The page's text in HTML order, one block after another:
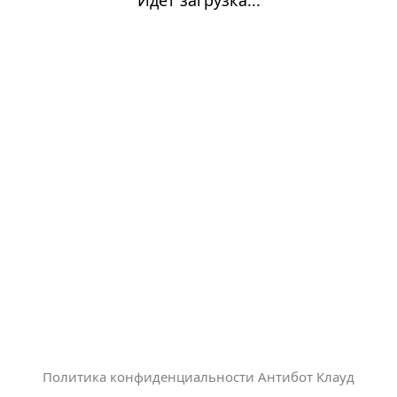
Политика конфиденциальности Антибот Клауд